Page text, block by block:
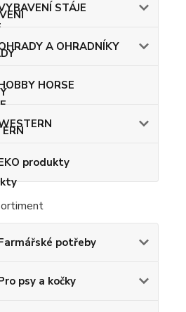
STÁJE
A OHRADNÍKY
HORSE
produkty
potřeby
psy a kočky